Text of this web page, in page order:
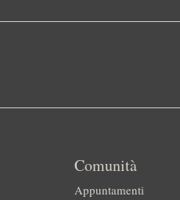
Comunità
Appuntamenti